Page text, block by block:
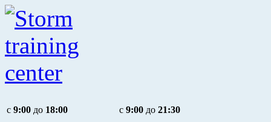
c 9:00 до 18:00
c 9:00 до 21:30